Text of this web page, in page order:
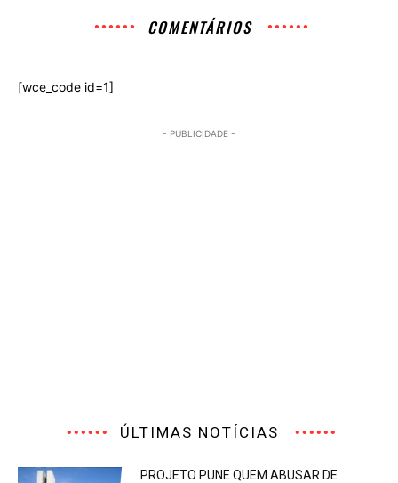
COMENTÁRIOS
[wce_code id=1]
- PUBLICIDADE -
ÚLTIMAS NOTÍCIAS
PROJETO PUNE QUEM ABUSAR DE